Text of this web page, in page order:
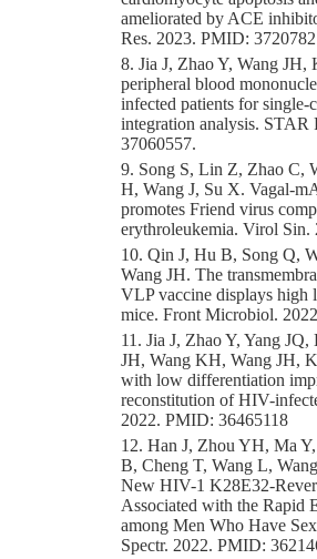
ameliorated by ACE
Res. 2023. PMID:
8. Jia J, Zhao Y, Wang
peripheral blood
infected patients for
integration analysis. STAR
37060557.
9. Song S, Lin Z, Zhao C,
H, Wang J, Su X. Vagal-
promotes Friend virus
erythroleukemia. Virol
10. Qin J, Hu B, Song Q,
Wang JH. The
VLP vaccine displays high
mice. Front Microbiol.
11. Jia J, Zhao Y, Yang
JH, Wang KH, Wang JH,
with low differentiation
reconstitution of HIV-
2022. PMID: 36465118
12. Han J, Zhou YH, Ma
B, Cheng T, Wang L,
New HIV-1 K28E32-
Associated with the Rapid
among Men Who Have
Spectr. 2022. PMID: